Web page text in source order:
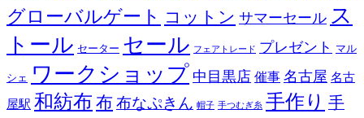
グローバルゲート コットン サマーセール ス
トール セーター セール フェアトレード プレゼント マル
シェ ワークショップ 中目黒店 催事 名古屋 名古
屋駅 和紡布 布布なぷきん 帽子 手つむぎ糸 手作り 手